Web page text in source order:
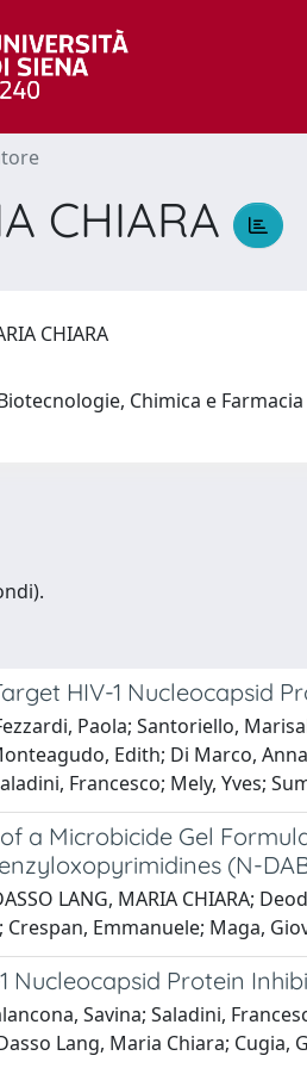
CHIARA
CHIARA
Chimica e Farmacia
HIV-1 Nucleocapsid
Paola; Santoriello,
Edith; Di Marco,
Francesco; Mely, Yves;
a Microbicide Gel
(N-
LANG, MARIA CHIARA;
Emmanuele; Maga,
Protein
Savina; Saladini,
Lang, Maria Chiara;